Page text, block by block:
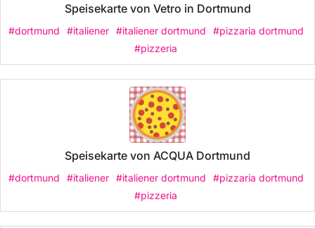
Speisekarte von Vetro in Dortmund
#dortmund #italiener #italiener dortmund
#pizzaria dortmund
#pizzeria
Speisekarte von ACQUA Dortmund
#dortmund #italiener #italiener dortmund
#pizzaria dortmund
#pizzeria